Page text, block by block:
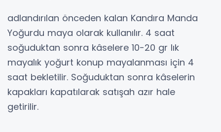
adlandırılan önceden kalan Kandıra Manda
Yoğurdu maya olarak kullanılır. 4 saat
soğuduktan sonra kâselere 10-20 gr lık
mayalık yoğurt konup mayalanması için 4
saat bekletilir. Soğuduktan sonra kâselerin
kapakları kapatılarak satışah azır hale
getirilir.